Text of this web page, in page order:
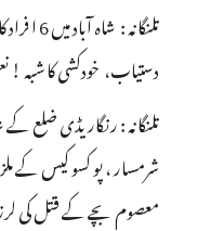
دستیاب، خودکشی کا شبہ !
تلنگانہ : رنگاریڈی ضلع کے
معصوم بچے کے قتل کی